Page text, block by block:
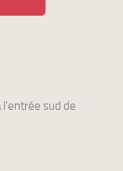
l'entrée sud de